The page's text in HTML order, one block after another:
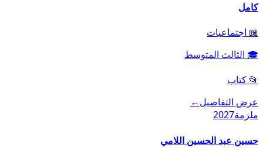
كامل
📖 اجتماعيات
🎓 الثالث المتوسط
📂 كتاب
عرض التفاصيل←
ملزمة2027
حسين عبد الحسين اللامي